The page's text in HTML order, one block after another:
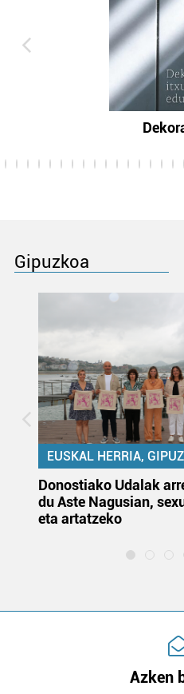
Gipuzkoa
EUSKAL HERRIA,
Donostiako Udalak
du Aste Nagusian,
eta artatzeko
Azken